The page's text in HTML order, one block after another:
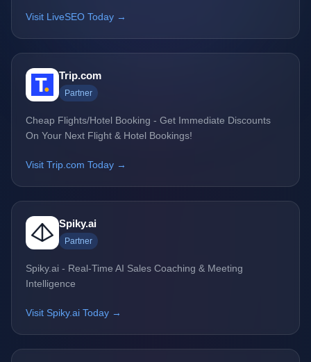
Visit LiveSEO Today →
Trip.com
Partner
Cheap Flights/Hotel Booking - Get Immediate Discounts
On Your Next Flight & Hotel Bookings!
Visit Trip.com Today →
Spiky.ai
Partner
Spiky.ai - Real-Time AI Sales Coaching & Meeting
Intelligence
Visit Spiky.ai Today →